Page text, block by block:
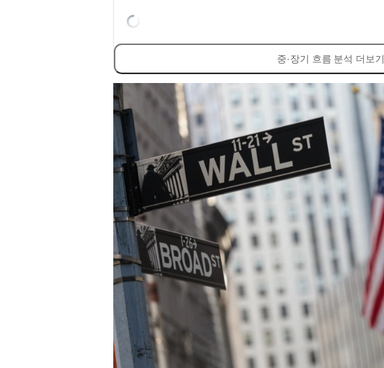
중·장기 흐름 분석 더보기